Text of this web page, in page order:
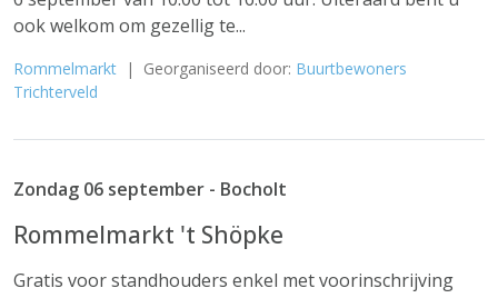
ook welkom om gezellig te...
Rommelmarkt | Georganiseerd door: Buurtbewoners
Trichterveld
Zondag 06 september - Bocholt
Rommelmarkt 't Shöpke
Gratis voor standhouders enkel met voorinschrijving